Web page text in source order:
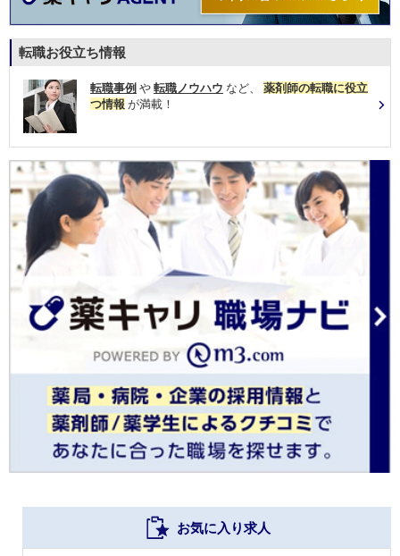
転職お役立ち情報
転職事例 や 転職ノウハウ など、 薬剤師の転職に役立
つ情報 が満載！
お気に入り求人